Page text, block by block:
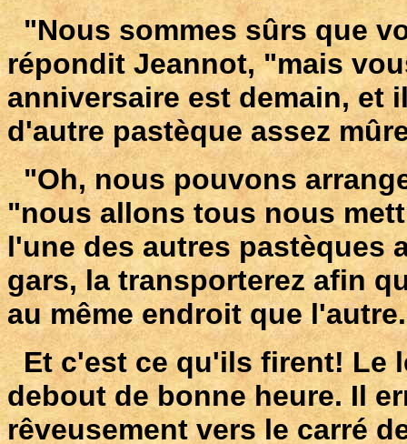
"Nous sommes sûrs que
répondit Jeannot, "mais
anniversaire est demain, et
d'autre pastèque assez
"Oh, nous pouvons
"nous allons tous nous
l'une des autres pastèques
gars, la transporterez afin
au même endroit que
Et c'est ce qu'ils firent! Le
debout de bonne heure. Il
rêveusement vers le carré